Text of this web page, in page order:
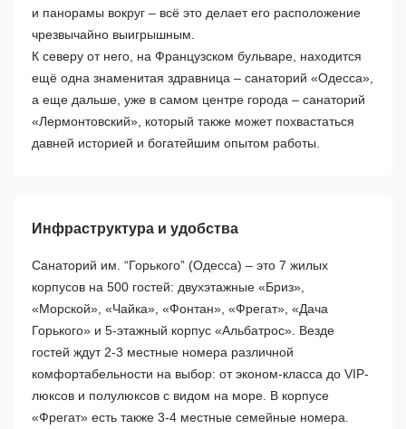
и панорамы вокруг – всё это делает его расположение
чрезвычайно выигрышным.
К северу от него, на Французском бульваре, находится
ещё одна знаменитая здравница – санаторий «Одесса»,
а еще дальше, уже в самом центре города – санаторий
«Лермонтовский», который также может похвастаться
давней историей и богатейшим опытом работы.
Инфраструктура и удобства
Санаторий им. “Горького” (Одесса) – это 7 жилых
корпусов на 500 гостей: двухэтажные «Бриз»,
«Морской», «Чайка», «Фонтан», «Фрегат», «Дача
Горького» и 5-этажный корпус «Альбатрос». Везде
гостей ждут 2-3 местные номера различной
комфортабельности на выбор: от эконом-класса до VIP-
люксов и полулюксов с видом на море. В корпусе
«Фрегат» есть также 3-4 местные семейные номера.